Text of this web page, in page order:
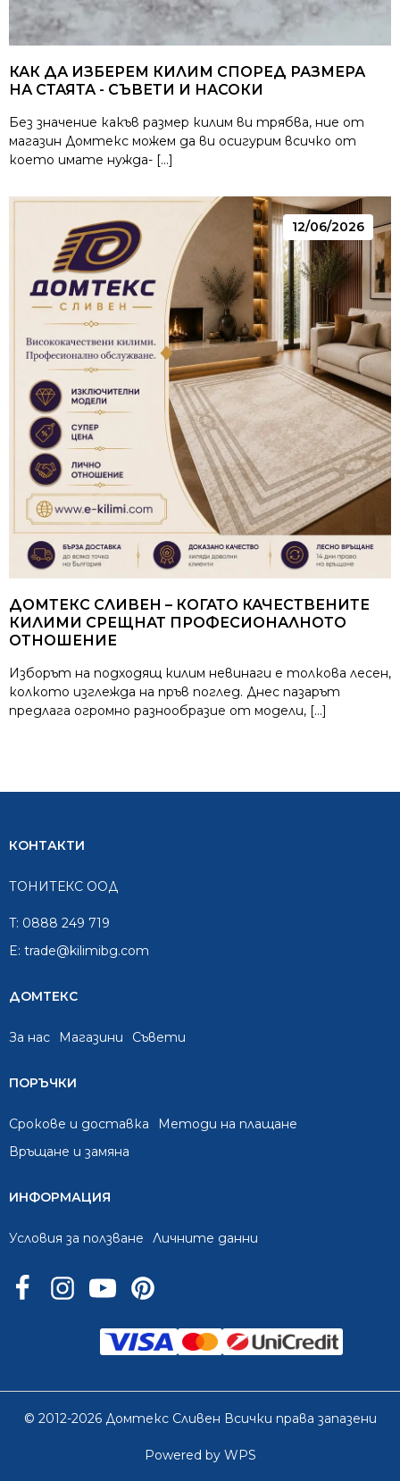
КАК ДА ИЗБЕРЕМ КИЛИМ СПОРЕД РАЗМЕРА
НА СТАЯТА - СЪВЕТИ И НАСОКИ
Без значение какъв размер килим ви трябва, ние от
магазин Домтекс можем да ви осигурим всичко от
което имате нужда- […]
ДОМТЕКС СЛИВЕН – КОГАТО КАЧЕСТВЕНИТЕ
КИЛИМИ СРЕЩНАТ ПРОФЕСИОНАЛНОТО
ОТНОШЕНИЕ
12/06/2026
Изборът на подходящ килим невинаги е толкова лесен,
колкото изглежда на пръв поглед. Днес пазарът
предлага огромно разнообразие от модели, […]
КОНТАКТИ
ТОНИТЕКС ООД
T: 0888 249 719
E: trade@kilimibg.com
ДОМТЕКС
За нас Mагазини Съвети
ПОРЪЧКИ
Срокове и доставка
Методи на плащане
Връщане и замяна
ИНФОРМАЦИЯ
Условия за ползване Личните данни
© 2012-2026 Домтекс Сливен Всички права запазени
Powered by WPS